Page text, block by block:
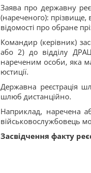
Заява про державну
(нареченого): прізвище,
відомості про обране
Командир (керівник)
або 2) до відділу
нареченим особи, яка
юстиції.
Державна реєстрація
шлюб дистанційно.
Наприклад, наречена
військовослужбовець
Засвідчення факту